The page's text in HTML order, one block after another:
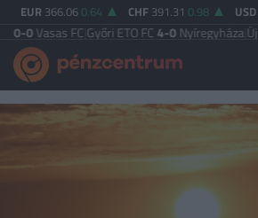
EUR 366.06 0.64 CHF 391.31 0.98 USD
|Győri ETO FC 4-0Nyíregyháza|Újpest FC4-2